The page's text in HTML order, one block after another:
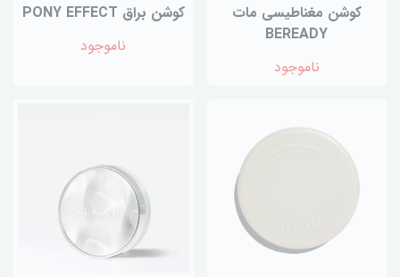
کوشن مغناطیسی مات
BEREADY
ناموجود
کوشن براق PONY EFFECT
ناموجود